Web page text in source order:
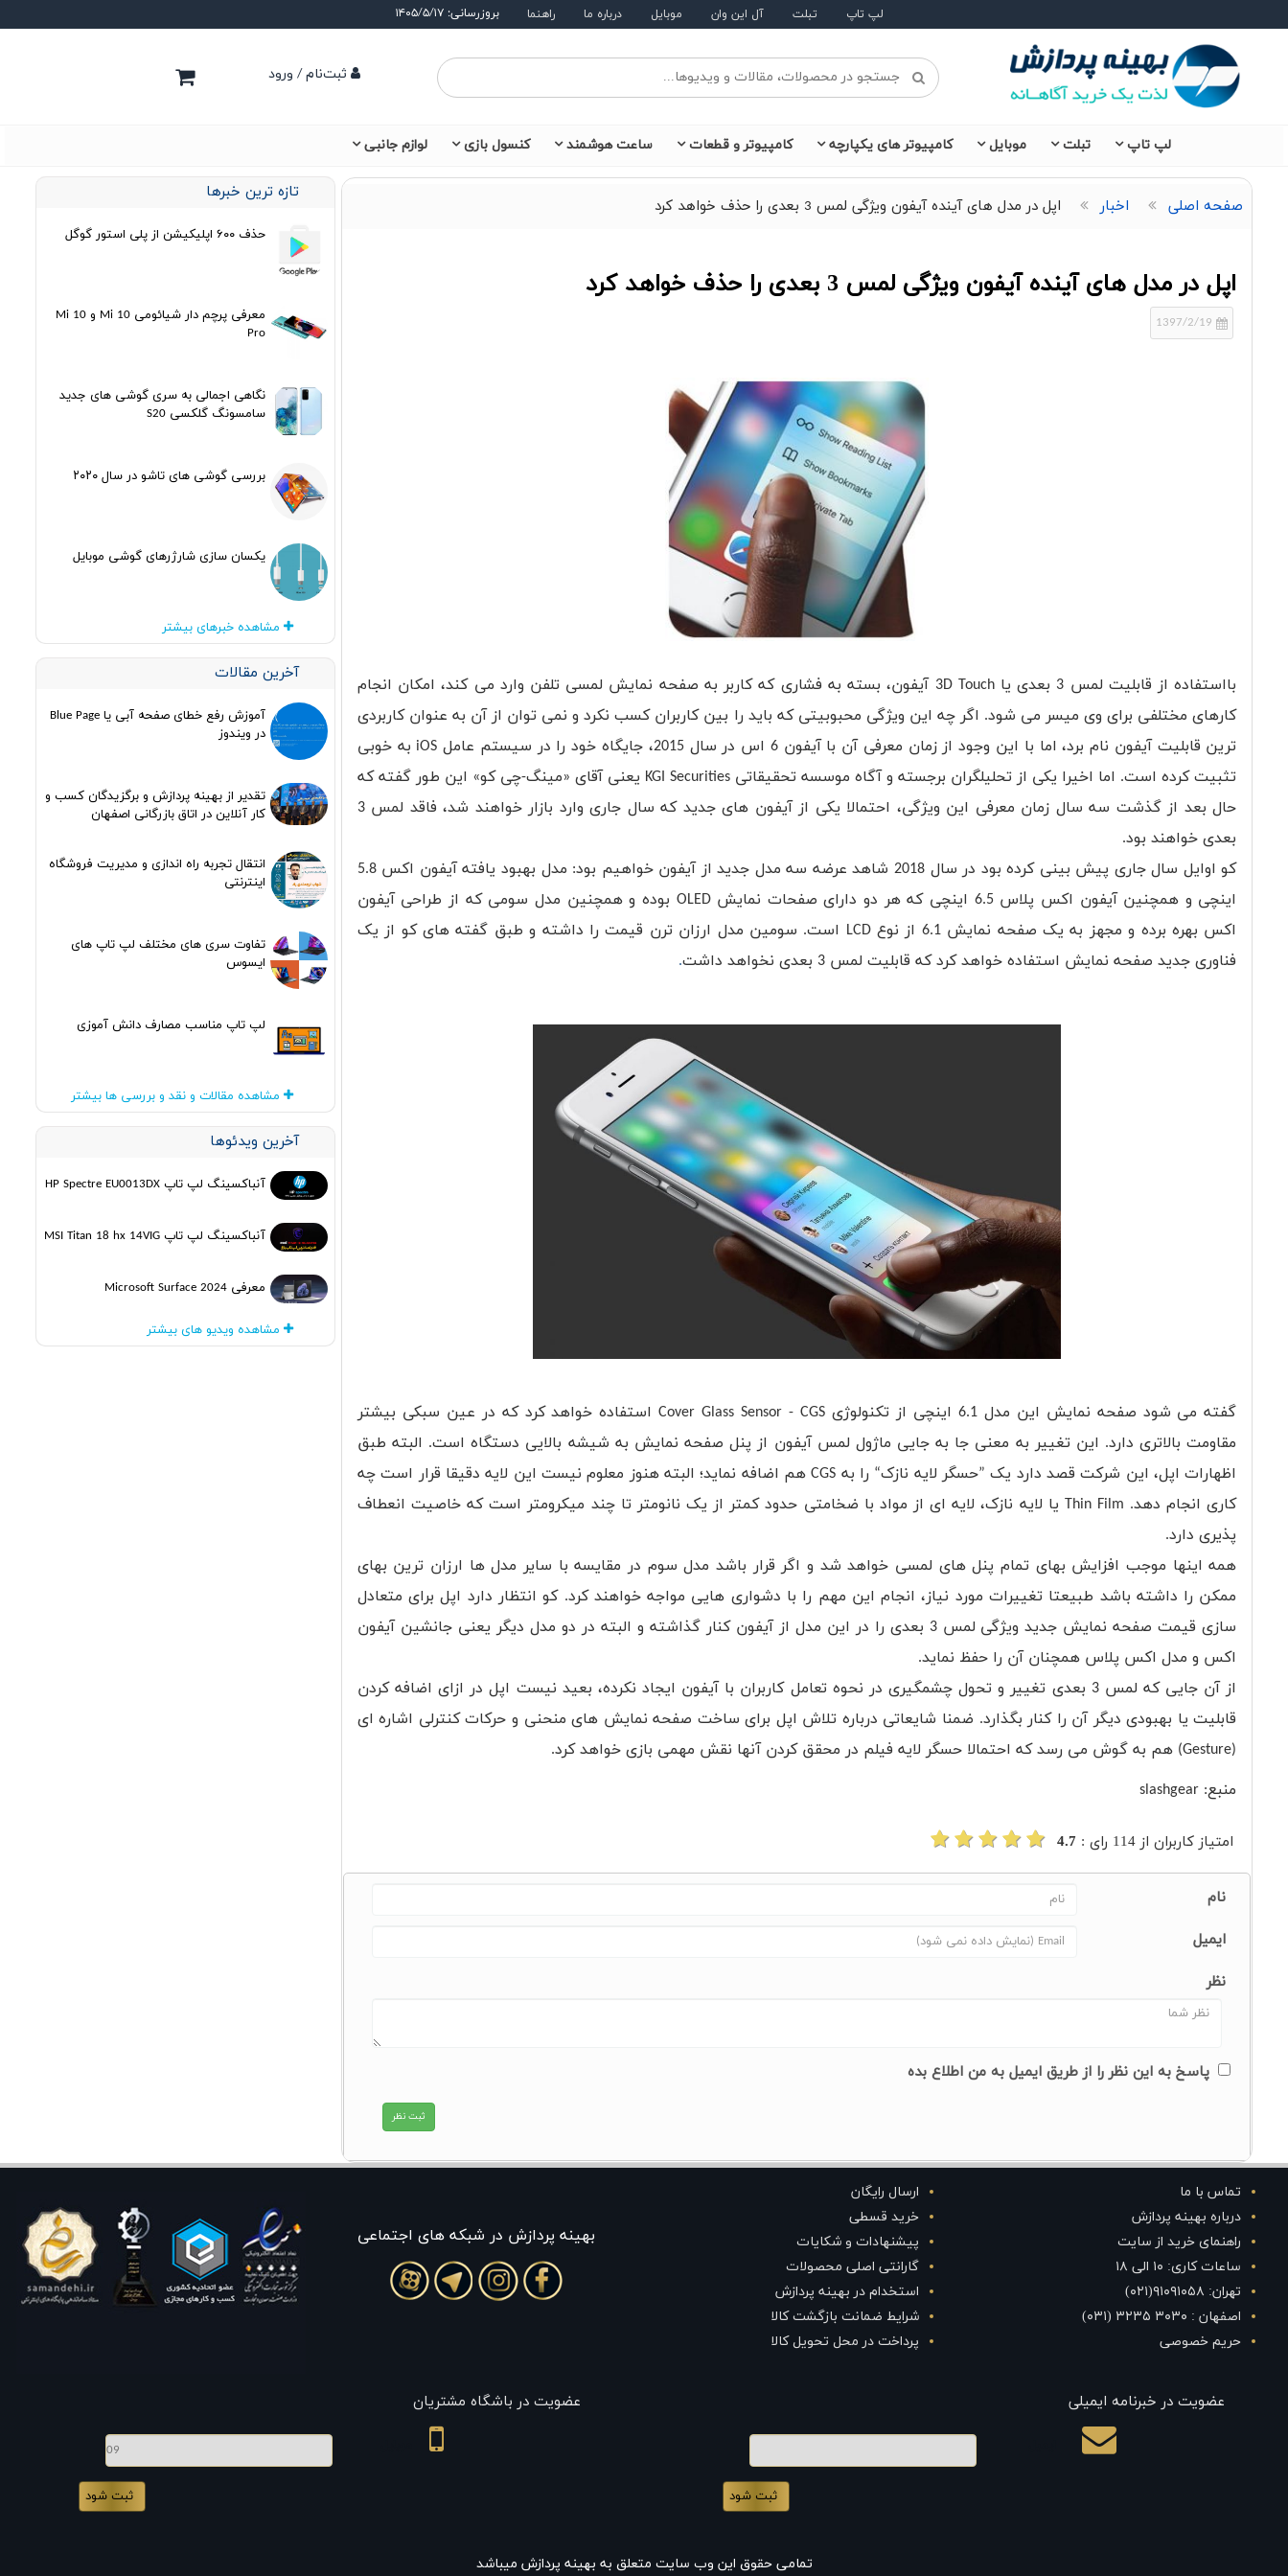
لپ تاپ تبلت آل این وان موبایل درباره ما راهنما بروزرسانی: ۱۴۰۵/۵/۱۷
ثبت‌نام / ورود
لپ تاپ تبلت موبایل کامپیوتر های یکپارچه کامپیوتر و قطعات ساعت هوشمند کنسول بازی لوازم جانبی
صفحه اصلی اخبار اپل در مدل های آینده آیفون ویژگی لمس 3 بعدی را حذف خواهد کرد
اپل در مدل های آینده آیفون ویژگی لمس 3 بعدی را حذف خواهد کرد
1397/2/19
بااستفاده از قابلیت لمس 3 بعدی یا 3D Touch آیفون، بسته به فشاری که کاربر به صفحه نمایش لمسی تلفن وارد می کند، امکان انجام
کارهای مختلفی برای وی میسر می شود. اگر چه این ویژگی محبوبیتی که باید را بین کاربران کسب نکرد و نمی توان از آن به عنوان کاربردی
ترین قابلیت آیفون نام برد، اما با این وجود از زمان معرفی آن با آیفون 6 اس در سال 2015، جایگاه خود را در سیستم عامل iOS به خوبی
تثبیت کرده است. اما اخیرا یکی از تحلیلگران برجسته و آگاه موسسه تحقیقاتی KGI Securities یعنی آقای «مینگ-چی کو» این طور گفته که
حال بعد از گذشت سه سال زمان معرفی این ویژگی‌، احتمالا یکی از آیفون های جدید که سال جاری وارد بازار خواهند شد، فاقد لمس 3
بعدی خواهند بود.
کو اوایل سال جاری پیش بینی کرده بود در سال 2018 شاهد عرضه سه مدل جدید از آیفون خواهیم بود: مدل بهبود یافته آیفون اکس 5.8
اینچی و همچنین آیفون اکس پلاس 6.5 اینچی که هر دو دارای صفحات نمایش OLED بوده و همچنین مدل سومی که از طراحی آیفون
اکس بهره برده و مجهز به یک صفحه نمایش 6.1 از نوع LCD است. سومین مدل ارزان ترن قیمت را داشته و طبق گفته های کو از یک
فناوری جدید صفحه نمایش استفاده خواهد کرد که قابلیت لمس 3 بعدی نخواهد داشت
.
گفته می شود صفحه نمایش این مدل 6.1 اینچی از تکنولوژی Cover Glass Sensor - CGS استفاده خواهد کرد که در عین سبکی بیشتر
مقاومت بالاتری دارد. این تغییر به معنی جا به جایی ماژول لمس آیفون از پنل صفحه نمایش به شیشه بالایی دستگاه است. البته طبق
اظهارات اپل، این شرکت قصد دارد یک ”حسگر لایه نازک“ را به CGS هم اضافه نماید؛ البته هنوز معلوم نیست این لایه دقیقا قرار است چه
کاری انجام دهد. Thin Film یا لایه نازک، لایه ای از مواد با ضخامتی حدود کمتر از یک نانومتر تا چند میکرومتر است که خاصیت انعطاف
پذیری دارد.
همه اینها موجب افزایش بهای تمام پنل های لمسی خواهد شد و اگر قرار باشد مدل سوم در مقایسه با سایر مدل ها ارزان ترین بهای
ممکن را داشته باشد طبیعتا تغییرات مورد نیاز، انجام این مهم را با دشواری هایی مواجه خواهند کرد. کو انتظار دارد اپل برای متعادل
سازی قیمت صفحه نمایش جدید ویژگی لمس 3 بعدی را در این مدل از آیفون کنار گذاشته و البته در دو مدل دیگر یعنی جانشین آیفون
اکس و مدل اکس پلاس همچنان آن را حفظ نماید.
از آن جایی که لمس 3 بعدی تغییر و تحول چشمگیری در نحوه تعامل کاربران با آیفون ایجاد نکرده، بعید نیست اپل در ازای اضافه کردن
قابلیت یا بهبودی دیگر آن را کنار بگذارد. ضمنا شایعاتی درباره تلاش اپل برای ساخت صفحه نمایش های منحنی و حرکات کنترلی اشاره ای
(Gesture) هم به گوش می رسد که احتمالا حسگر لایه فیلم در محقق کردن آنها نقش مهمی بازی خواهد کرد.
منبع: slashgear
امتیاز کاربران از 114 رای : 4.7
نام
ایمیل
نظر
پاسخ به این نظر را از طریق ایمیل به من اطلاع بده
تازه ترین خبرها
حذف ۶۰۰ اپلیکیشن از پلی استور گوگل
معرفی پرچم دار شیائومی Mi 10 و Mi 10
Pro
نگاهی اجمالی به سری گوشی های جدید
سامسونگ گلکسی S20
بررسی گوشی های تاشو در سال ۲۰۲۰
یکسان سازی شارژرهای گوشی موبایل
مشاهده خبرهای بیشتر
آخرین مقالات
آموزش رفع خطای صفحه آبی یا Blue Page
در ویندوز
تقدیر از بهینه پردازش و برگزیدگان کسب و
کار آنلاین در اتاق بازرگانی اصفهان
انتقال تجربه راه اندازی و مدیریت فروشگاه
اینترنتی
تفاوت سری های مختلف لپ تاپ های
ایسوس
لپ تاپ مناسب مصارف دانش آموزی
مشاهده مقالات و نقد و بررسی ها بیشتر
آخرین ویدئوها
آنباکسینگ لپ تاپ HP Spectre EU0013DX
آنباکسینگ لپ تاپ MSI Titan 18 hx 14VIG
معرفی Microsoft Surface 2024
مشاهده ویدیو های بیشتر
تماس با ما
درباره بهینه پردازش
راهنمای خرید از سایت
ساعات کاری: ۱۰ الی ۱۸
تهران: ۹۱۰۹۱۰۵۸(۰۲۱)
اصفهان : ۳۰۳۰ ۳۲۳۵ (۰۳۱)
حریم خصوصی
ارسال رایگان
خرید قسطی
پیشنهادات و شکایات
گارانتی اصلی محصولات
استخدام در بهینه پردازش
شرایط ضمانت بازگشت کالا
پرداخت در محل تحویل کالا
بهينه پردازش در شبکه های اجتماعی
عضویت در خبرنامه ایمیلی عضویت در باشگاه مشتریان
تمامی حقوق این وب سایت متعلق به بهینه پردازش میباشد